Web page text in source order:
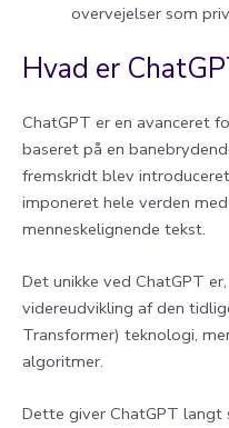
overvejelser som
Hvad er
ChatGPT er en avanceret
baseret på en
fremskridt blev
imponeret hele verden
menneskelignende tekst.
Det unikke ved ChatGPT
videreudvikling af den
Transformer) teknologi,
algoritmer.
Dette giver ChatGPT